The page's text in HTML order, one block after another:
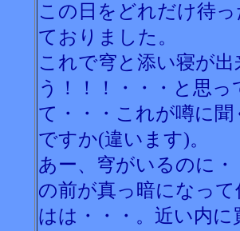
この日をどれだけ待
ておりました。
これで穹と添い寝が
う！！！・・・と思
て・・・これが噂に
ですか(違います)。
あー、穹がいるのに
の前が真っ暗になっ
はは・・・。近い内